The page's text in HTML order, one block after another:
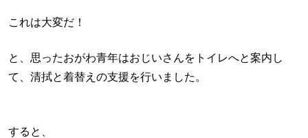
これは大変だ！
と、思ったおがわ青年はおじいさんをトイレへと案内し
て、清拭と着替えの支援を行いました。
すると、